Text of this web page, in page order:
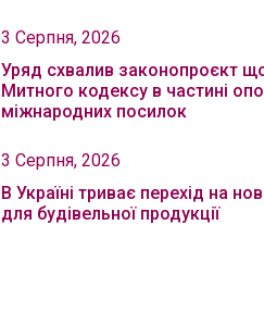
3 Серпня, 2026
Уряд схвалив законопроєкт
Митного кодексу в частині
міжнародних посилок
3 Серпня, 2026
В Україні триває перехід на
для будівельної продукції